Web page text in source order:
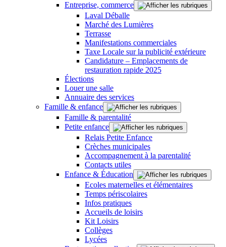
Entreprise, commerce
Laval Déballe
Marché des Lumières
Terrasse
Manifestations commerciales
Taxe Locale sur la publicité extérieure
Candidature – Emplacements de
restauration rapide 2025
Élections
Louer une salle
Annuaire des services
Famille & enfance
Famille & parentalité
Petite enfance
Relais Petite Enfance
Crèches municipales
Accompagnement à la parentalité
Contacts utiles
Enfance & Éducation
Ecoles maternelles et élémentaires
Temps périscolaires
Infos pratiques
Accueils de loisirs
Kit Loisirs
Collèges
Lycées